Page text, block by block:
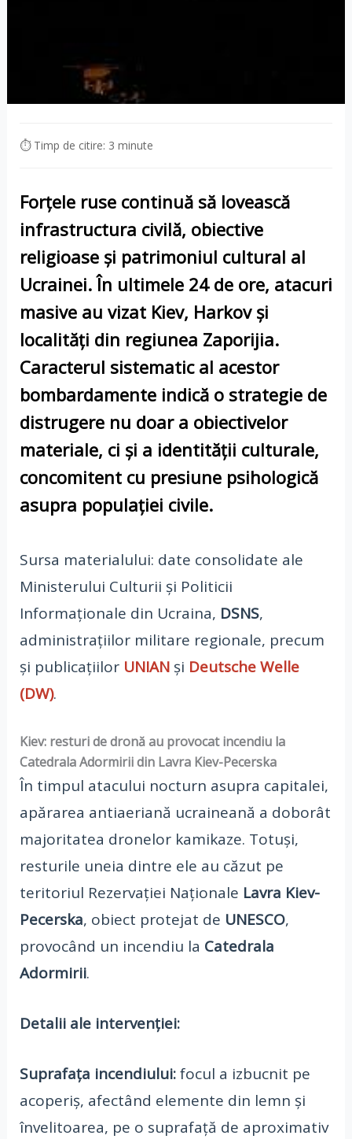
⏱ Timp de citire: 3 minute
Forțele ruse continuă să lovească
infrastructura civilă, obiective
religioase și patrimoniul cultural al
Ucrainei. În ultimele 24 de ore, atacuri
masive au vizat Kiev, Harkovși
localități din regiunea Zaporijia.
Caracterul sistematic al acestor
bombardamente indică o strategie de
distrugere nu doar a obiectivelor
materiale, ci și a identității culturale,
concomitent cu presiune psihologică
asupra populației civile.
Sursa materialului: date consolidate ale
Ministerului Culturii și Politicii
Informaționale din Ucraina, DSNS,
administrațiilor militare regionale, precum
și publicațiilor UNIAN și Deutsche Welle
(DW).
Kiev: resturi de dronă au provocat incendiu la
Catedrala Adormirii din Lavra Kiev-Pecerska
În timpul atacului nocturn asupra capitalei,
apărarea antiaeriană ucraineană a doborât
majoritatea dronelor kamikaze. Totuși,
resturile uneia dintre ele au căzut pe
teritoriul Rezervației Naționale Lavra Kiev-
Pecerska, obiect protejat de UNESCO,
provocând un incendiu la Catedrala
Adormirii.
Detalii ale intervenției:
Suprafața incendiului:focul a izbucnit pe
acoperiș, afectând elemente din lemn și
învelitoarea, pe o suprafață de aproximativ